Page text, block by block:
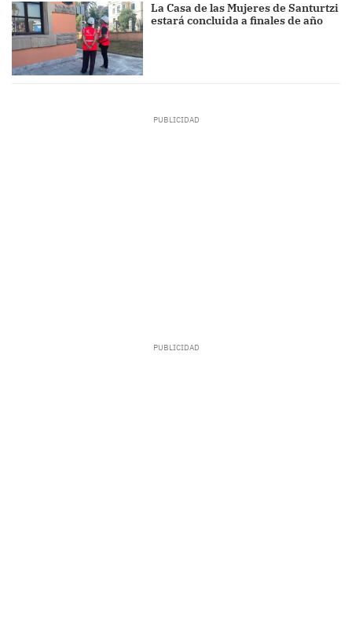
La Casa de las Mujeres de Santurtzi
estará concluida a finales de año